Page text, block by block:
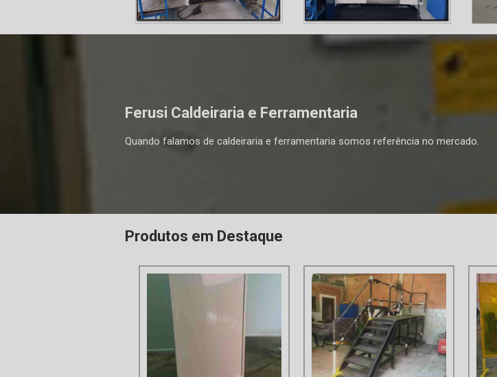
Ferusi Caldeiraria e Ferramentaria
Quando falamos de caldeiraria e ferramentaria somos referência no mercado.
Produtos em Destaque